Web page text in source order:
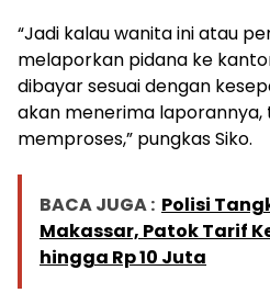
“Jadi kalau wanita ini atau
melaporkan pidana ke
dibayar sesuai dengan
akan menerima laporannya,
memproses,” pungkas Siko.
BACA JUGA : Polisi
Makassar, Patok Tarif
hingga Rp 10 Juta